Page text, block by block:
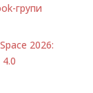
групи
2026: